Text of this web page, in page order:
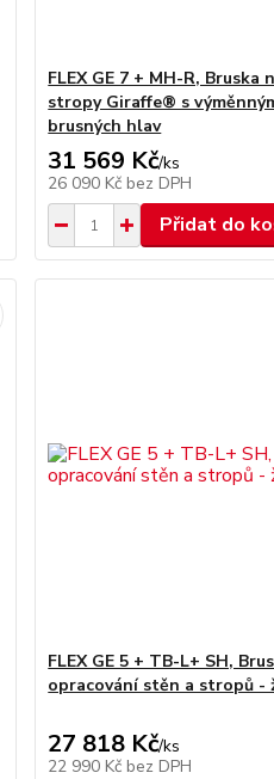
FLEX GE 7 + MH-R, Bruska
stropy Giraffe® s
brusných hlav
31 569 Kč/ks
26 090 Kč bez DPH
Přidat do
FLEX GE 5 + TB-L+ SH,
opracování stěn a stropů -
27 818 Kč/ks
22 990 Kč bez DPH